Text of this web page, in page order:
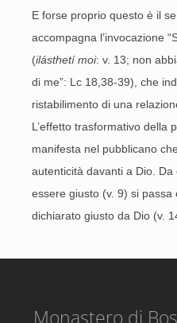
E forse proprio questo è il
accompagna l’invocazione
(ilásthetí moi: v. 13; non
di me”: Lc 18,38-39), che
ristabilimento di una
L’effetto trasformativo della
manifesta nel pubblicano
autenticità davanti a Dio.
essere giusto (v. 9) si passa
dichiarato giusto da Dio (v.
Monastero di